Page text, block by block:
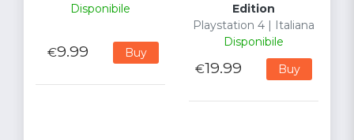
Disponibile
€9.99 Buy
Edition
Playstation 4 | Italiana
Disponibile
€19.99 Buy